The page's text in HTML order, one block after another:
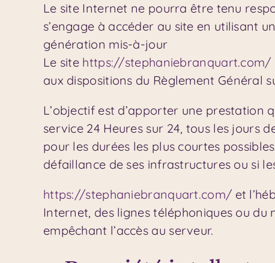
Le site Internet ne pourra être tenu
s’engage à accéder au site en utilisant
génération mis-à-jour
Le site https://stephaniebranquart.com/
aux dispositions du Règlement Général
L’objectif est d’apporter une prestation
service 24 Heures sur 24, tous les jours
pour les durées les plus courtes
défaillance de ses infrastructures ou si
https://stephaniebranquart.com/ et
Internet, des lignes téléphoniques ou
empêchant l’accès au serveur.